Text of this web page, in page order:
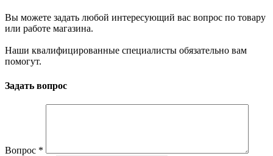
Вы можете задать любой интересующий вас вопрос по товару
или работе магазина.
Наши квалифицированные специалисты обязательно вам
помогут.
Задать вопрос
Вопрос *